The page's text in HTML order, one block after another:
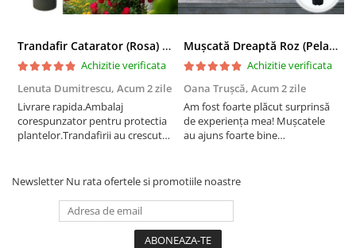
Trandafir Catarator (Rosa) Red Climber - 75cm
Achizitie verificata
Lenuta Dumitrescu, Acum 2 zile
Livrare rapida.Ambalaj
corespunzator pentru protectia
plantelor.Trandafirii au crescut
Mușcată Dreaptă Roz (Pelargonium Zonale)
Achizitie verificata
Oana Trușcă, Acum 2 zile
Am fost foarte plăcut surprinsă
de experiența mea! Mușcatele
au ajuns foarte bine
transportului. Se vede că au fost
Newsletter Nu rata ofertele si promotiile noastre